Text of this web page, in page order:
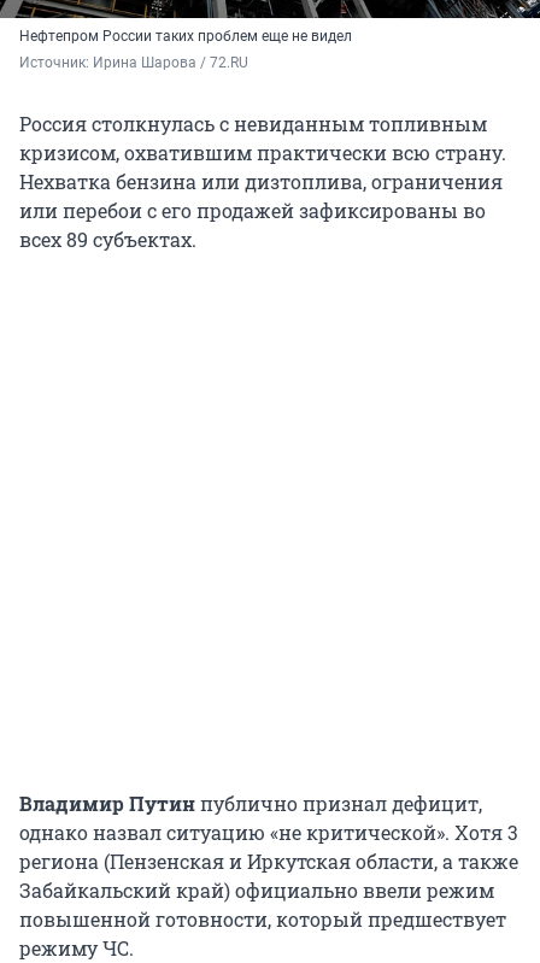
Нефтепром России таких проблем еще не видел
Источник: Ирина Шарова / 72.RU
Россия столкнулась с невиданным топливным
кризисом, охватившим практически всю страну.
Нехватка бензина или дизтоплива, ограничения
или перебои с его продажей зафиксированы во
всех 89 субъектах.
Владимир Путинпублично признал дефицит,
однако назвал ситуацию «не критической». Хотя 3
региона (Пензенская и Иркутская области, а также
Забайкальский край) официально ввели режим
повышенной готовности, который предшествует
режиму ЧС.